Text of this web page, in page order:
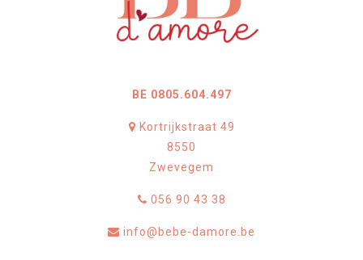
BE 0805.604.497
Kortrijkstraat 49
8550
Zwevegem
056 90 43 38
info@bebe-damore.be